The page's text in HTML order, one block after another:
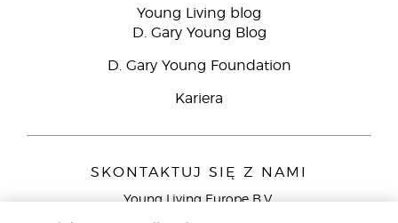
Young Living blog
D. Gary Young Blog
D. Gary Young Foundation
Kariera
SKONTAKTUJ SIĘ Z NAMI
Young Living Europe B.V.